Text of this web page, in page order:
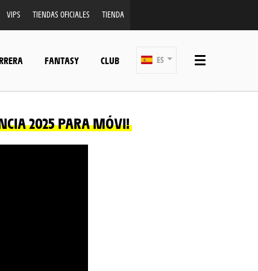
VIPS TIENDAS OFICIALES TIENDA
FANTASY CLUB ES
2025 PARA MÓVI!